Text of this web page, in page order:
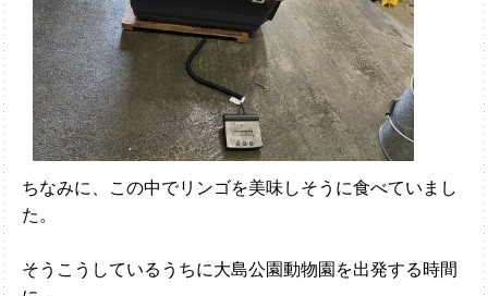
ちなみに、この中でリンゴを美味しそうに食べていまし
た。
そうこうしているうちに大島公園動物園を出発する時間